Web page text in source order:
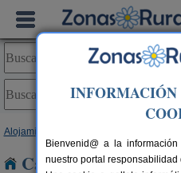
Alojamientos
Casas Rurales
INFORMACIÓN
Bienvenid@ a la
nuestro portal responsabilidad